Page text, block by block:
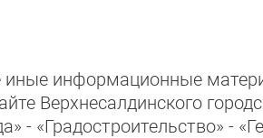
иные информационные
Верхнесалдинского
- «Градостроительство» -